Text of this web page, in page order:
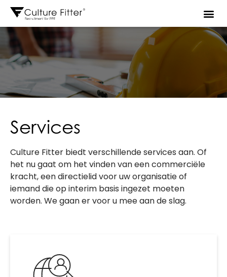
Services
Culture Fitter biedt verschillende services aan. Of
het nu gaat om het vinden van een commerciële
kracht, een directielid voor uw organisatie of
iemand die op interim basis ingezet moeten
worden. We gaan er voor u mee aan de slag.